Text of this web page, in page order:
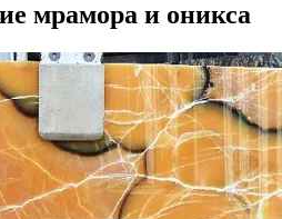
мрамора и оникса